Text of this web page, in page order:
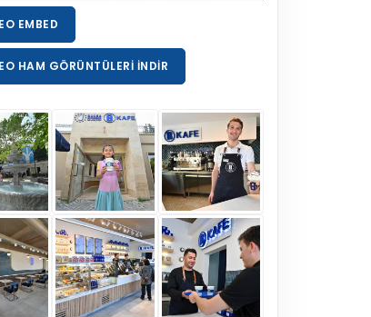
EMBED
HAM GÖRÜNTÜLERI İNDIR